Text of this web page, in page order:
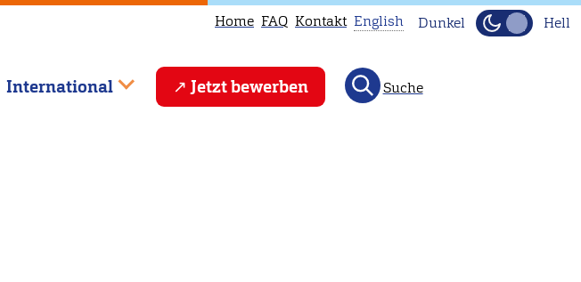
Home FAQ Kontakt
This
page
English Dunkel Hell
International Jetzt bewerben Suche